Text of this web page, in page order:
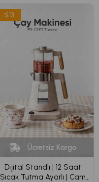
Dijital Standlı | 12 Saat
Sıcak Tutma Ayarlı | Cam
%13
Ücretsiz Kargo